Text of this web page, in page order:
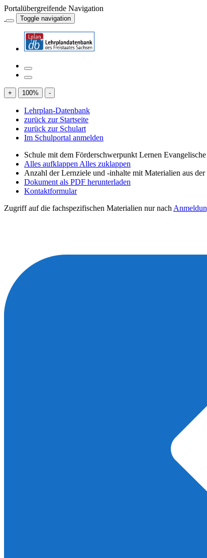
Portalübergreifende Navigation
Toggle navigation
+ 100% -
Lehrplan-Datenbank
zurück zur Startseite
zurück zur Schulart
Im Schulportal anmelden
Schule mit dem Förderschwerpunkt Lernen
Alles aufklappen Alles zuklappen
Anzahl der Lernziele und -inhalte mit Materialien aus
Dokument als PDF herunterladen
Kontaktformular
Zugriff auf die fachspezifischen Materialien nur nach